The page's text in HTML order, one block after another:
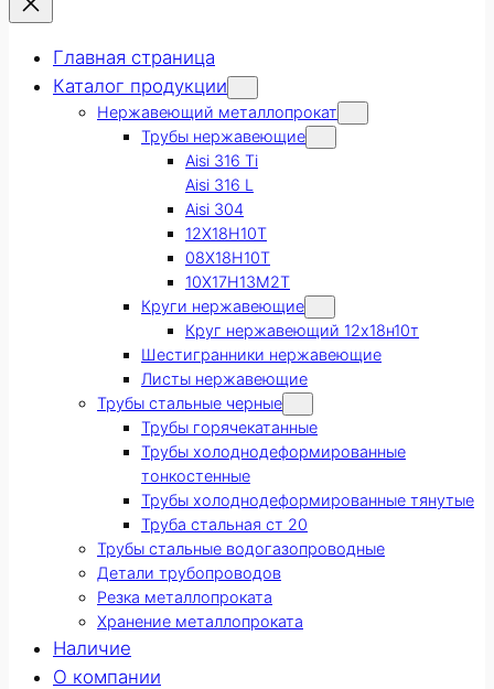
Главная страница
Каталог продукции
Нержавеющий металлопрокат
Трубы нержавеющие
Aisi 316 Ti
Aisi 316 L
Aisi 304
12Х18Н10Т
08Х18Н10Т
10Х17Н13М2Т
Круги нержавеющие
Круг нержавеющий 12х18н10т
Шестигранники нержавеющие
Листы нержавеющие
Трубы стальные черные
Трубы горячекатанные
Трубы холоднодеформированные
тонкостенные
Трубы холоднодеформированные тянутые
Труба стальная ст 20
Трубы стальные водогазопроводные
Детали трубопроводов
Резка металлопроката
Хранение металлопроката
Наличие
О компании